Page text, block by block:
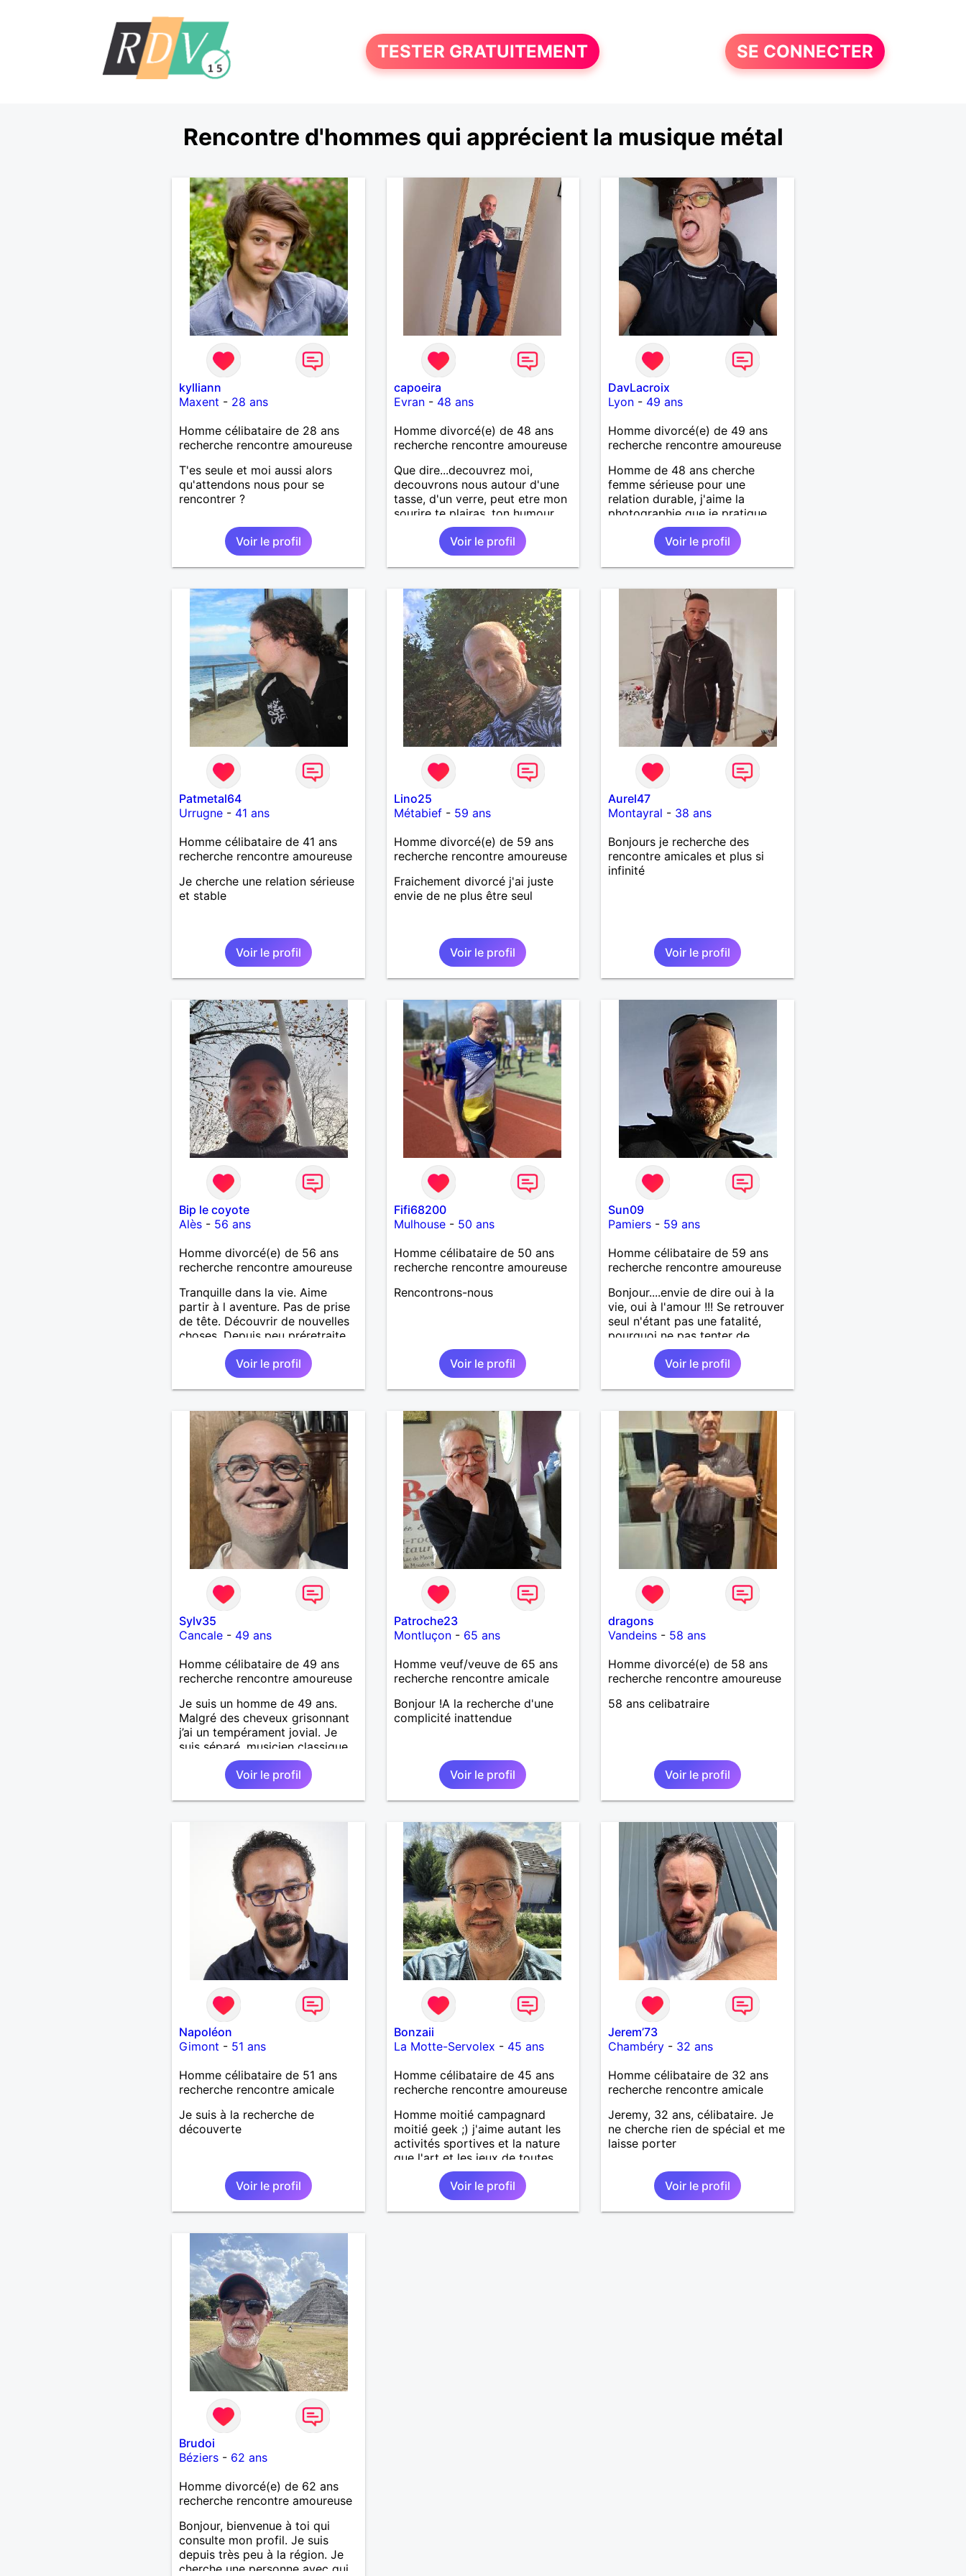
TESTER GRATUITEMENT SE CONNECTER
Rencontre d'hommes qui apprécient la musique métal
kylliann
Maxent - 28 ans
Homme célibataire de 28 ans
recherche rencontre amoureuse
T'es seule et moi aussi alors
qu'attendons nous pour se
rencontrer ?
Voir le profil
capoeira
Evran- 48 ans
Homme divorcé(e) de 48 ans
recherche rencontre amoureuse
Que dire...decouvrez moi,
decouvrons nous autour d'une
tasse, d'un verre, peut etre mon
sourire te plairas, ton humour
me fera pouffer.. en tout cas on
a tout a gagner.Voir le profil
DavLacroix
Lyon - 49 ans
Homme divorcé(e) de 49 ans
recherche rencontre amoureuse
Homme de 48 ans cherche
femme sérieuse pour une
relation durable, j'aime la
photographie que je pratique,
mais l'art en général, j'aime
bricoler, marcher, resto, ciné,
mais aussi passer des moments
calme devant un bon film ou une
reste est à découvrir.
Voir le profil
Patmetal64
Urrugne- 41 ans
Homme célibataire de 41 ans
recherche rencontre amoureuse
Je cherche une relation sérieuse
et stable
Voir le profil
Lino25
Métabief- 59 ans
Homme divorcé(e) de 59 ans
recherche rencontre amoureuse
Fraichement divorcé j'ai juste
envie de ne plus être seul
Voir le profil
Aurel47
Montayral - 38 ans
Bonjours je recherche des
rencontre amicales et plus si
infinité
Voir le profil
Bip le coyote
Alès- 56 ans
Homme divorcé(e) de 56 ans
recherche rencontre amoureuse
Tranquille dans la vie. Aime
partir à l aventure. Pas de prise
de tête. Découvrir de nouvelles
choses. Depuis peu préretraite
un choix. Entre gard et Lozère.
Jardins de la fontaine
Voir le profil
Fifi68200
Mulhouse- 50 ans
Homme célibataire de 50 ans
recherche rencontre amoureuse
Rencontrons-nous
Voir le profil
Sun09
Pamiers - 59 ans
Homme célibataire de 59 ans
recherche rencontre amoureuse
Bonjour....envie de dire oui à la
vie, oui à l'amour !!! Se retrouver
seul n'étant pas une fatalité,
pourquoi ne pas tenter de
poursuivre à deux une belle
histoire pour partager tous les
moments de la vie ...
Voir le profil
Sylv35
Cancale- 49 ans
Homme célibataire de 49 ans
recherche rencontre amoureuse
Je suis un homme de 49 ans.
Malgré des cheveux grisonnant
j’ai un tempérament jovial. Je
suis séparé, musicien classique,
des enfants. Je cherche une
relation sérieuse et complice,
pour un beau renouveau à deux.
Voir le profil
Patroche23
Montluçon- 65 ans
Homme veuf/veuve de 65 ans
recherche rencontre amicale
Bonjour !A la recherche d'une
complicité inattendue
Voir le profil
dragons
Vandeins - 58 ans
Homme divorcé(e) de 58 ans
recherche rencontre amoureuse
58 ans celibatraire
Voir le profil
Napoléon
Gimont - 51 ans
Homme célibataire de 51 ans
recherche rencontre amicale
Je suis à la recherche de
découverte
Voir le profil
Bonzaii
La Motte-Servolex - 45 ans
Homme célibataire de 45 ans
recherche rencontre amoureuse
Homme moitié campagnard
moitié geek ;) j'aime autant les
activités sportives et la nature
que l'art et les jeux de toutes
sortes. Je lis également
régulièrement et regarde des
animes. Le matin je travaille en
grande distrib et l'après midi je
Voir le profil
Jerem’73
Chambéry - 32 ans
Homme célibataire de 32 ans
recherche rencontre amicale
Jeremy, 32 ans, célibataire. Je
ne cherche rien de spécial et me
laisse porter
Voir le profil
Brudoi
Béziers- 62 ans
Homme divorcé(e) de 62 ans
recherche rencontre amoureuse
Bonjour, bienvenue à toi qui
consulte mon profil. Je suis
depuis très peu à la région. Je
cherche une personne avec qui